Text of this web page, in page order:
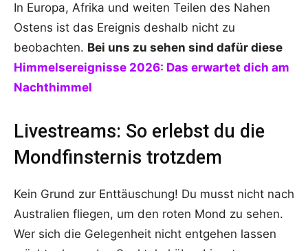
In Europa, Afrika und weiten Teilen des Nahen
Ostens ist das Ereignis deshalb nicht zu
beobachten. Bei uns zu sehen sind dafür diese
Himmelsereignisse 2026: Das erwartet dich am
Nachthimmel
Livestreams: So erlebst du die
Mondfinsternis trotzdem
Kein Grund zur Enttäuschung! Du musst nicht nach
Australien fliegen, um den roten Mond zu sehen.
Wer sich die Gelegenheit nicht entgehen lassen